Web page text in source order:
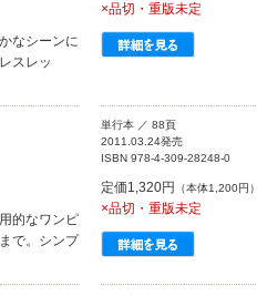
なシーンに
スレッ
×品切・重版未定
的なワンピ
で。シンプ
単行本 ／ 88頁
2011.03.24発売
ISBN 978-4-309-28248-0
定価1,320円 （本体1,200円）
×品切・重版未定